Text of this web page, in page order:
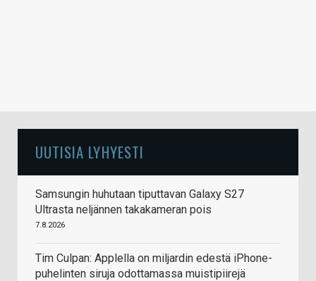
UUTISIA LYHYESTI
Samsungin huhutaan tiputtavan Galaxy S27
Ultrasta neljännen takakameran pois
7.8.2026
Tim Culpan: Applella on miljardin edestä iPhone-
puhelinten siruja odottamassa muistipiirejä